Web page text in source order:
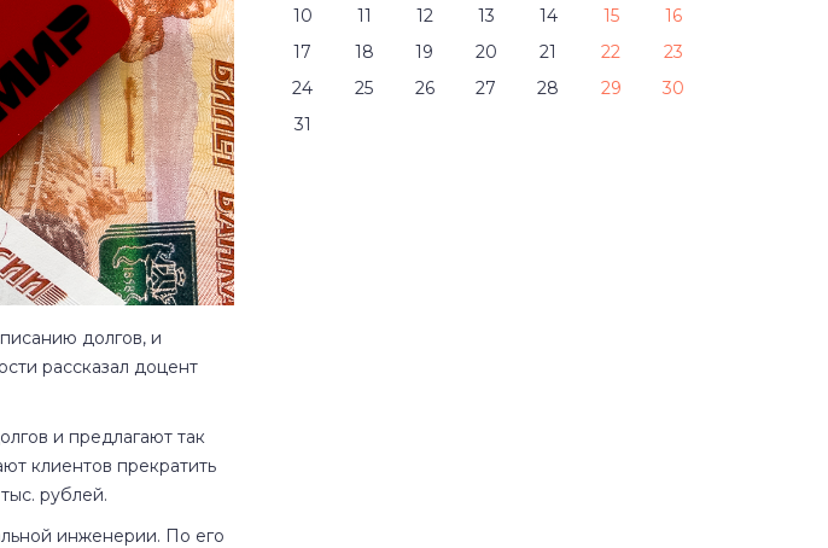
долгов, и
рассказал доцент
и предлагают так
клиентов прекратить
рублей.
инженерии. По его
10
11 12 13 14 15
16
17
18 19 20 21 22
23
24
25 26 27 28 29
30
31